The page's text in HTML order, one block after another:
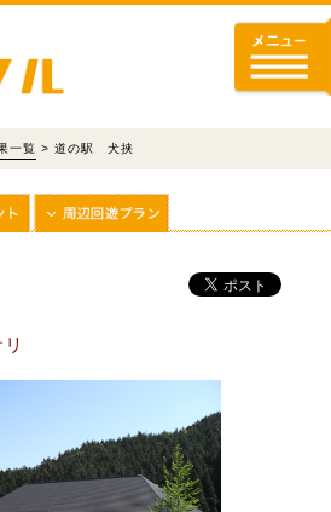
一覧 > 道の駅 犬挟